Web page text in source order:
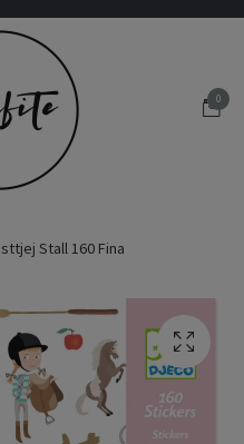
0
Stall 160 Fina